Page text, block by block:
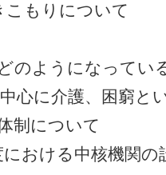
こもりについて
のようになってい
心に介護、困窮と
制について
における中核機関